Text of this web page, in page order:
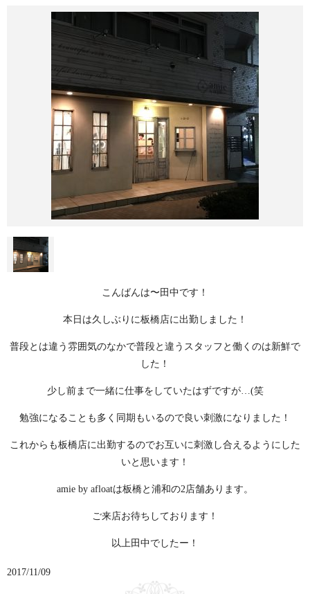
こんばんは〜田中です！
本日は久しぶりに板橋店に出勤しました！
普段とは違う雰囲気のなかで普段と違うスタッフと働くのは新鮮で
した！
少し前まで一緒に仕事をしていたはずですが…(笑
勉強になることも多く同期もいるので良い刺激になりました！
これからも板橋店に出勤するのでお互いに刺激し合えるようにした
いと思います！
amie by afloatは板橋と浦和の2店舗あります。
ご来店お待ちしております！
以上田中でしたー！
2017/11/09